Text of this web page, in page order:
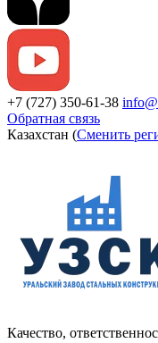
+7 (727) 350-61-38
Обратная связь
Казахстан (Сменить
Качество,